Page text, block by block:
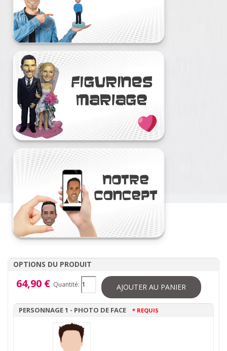
OPTIONS DU PRODUIT
64,90 € Quantité: AJOUTER AU PANIER
PERSONNAGE 1 - PHOTO DE FACE * REQUIS